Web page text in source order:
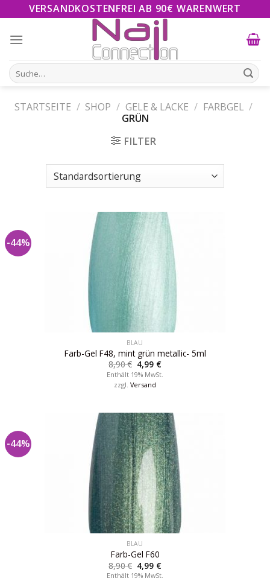
to
content
VERSANDKOSTENFREI AB 90€ WARENWERT
Suche
nach:
STARTSEITE / SHOP / GELE & LACKE / FARBGEL /
GRÜN
FILTER
-44%
BLAU
Farb-Gel F48, mint grün metallic- 5ml
8,90€ 4,99 €
Enthält 19% MwSt.
zzgl. Versand
-44%
BLAU
Farb-Gel F60
8,90€ 4,99 €
Enthält 19% MwSt.